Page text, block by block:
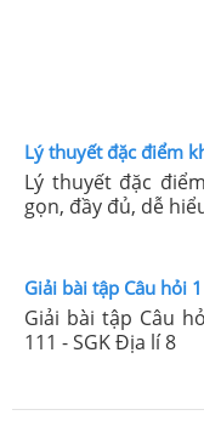
Lý thuyết đặc điểm
Lý thuyết đặc
gọn, đầy đủ, dễ
Giải bài tập Câu hỏi
Giải bài tập Câu
111 - SGK Địa lí 8